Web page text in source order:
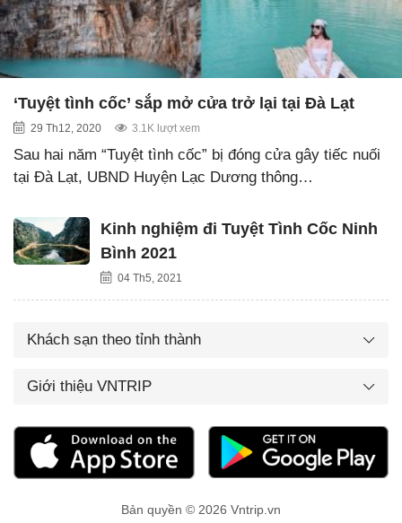
‘Tuyệt tình cốc’ sắp mở cửa trở lại tại Đà Lạt
29 Th12, 2020 3.1K lượt xem
Sau hai năm “Tuyệt tình cốc” bị đóng cửa gây tiếc nuối
tại Đà Lạt, UBND Huyện Lạc Dương thông…
Kinh nghiệm đi Tuyệt Tình Cốc Ninh
Bình 2021
04 Th5, 2021
Khách sạn theo tỉnh thành
Giới thiệu VNTRIP
Bản quyền © 2026 Vntrip.vn